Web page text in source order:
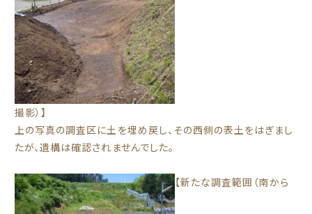
撮影）】
上の写真の調査区に土を埋め戻し、その西側の表土をはぎまし
たが、遺構は確認されませんでした。
【新たな調査範囲（南から